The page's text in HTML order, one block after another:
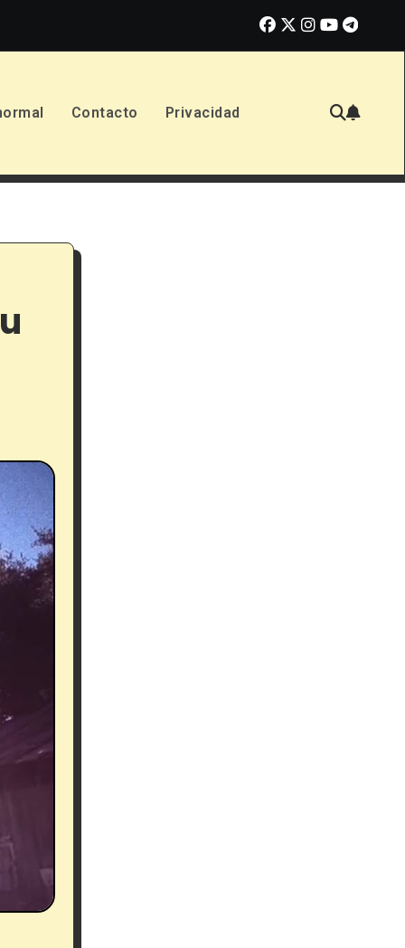
No Dejes a los Niños Solos (2026): Reseña de la nueva película de
Contacto Privacidad